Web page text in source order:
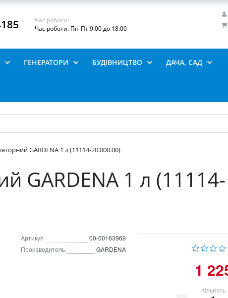
Час роботи:
Час роботи: Пн-Пт 9:00 до 18:00
ГЕНЕРАТОРИ БУДІВНИЦТВО ДАЧА, САД
GARDENA 1 л (11114-20.000.00)
GARDENA 1 л (11114-
Артикул
00-00163969
Производитель
GARDENA
1
Кількість